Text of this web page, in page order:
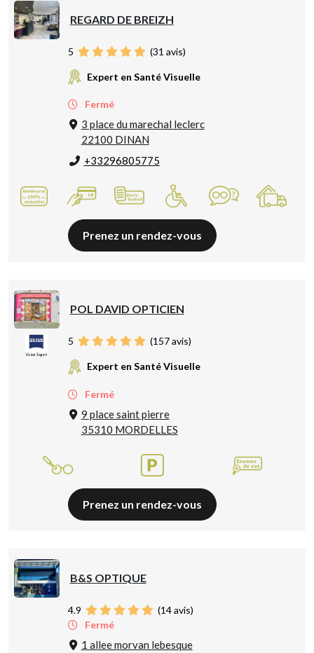
REGARD DE BREIZH
5 (31 avis)
Expert en Santé Visuelle
Fermé
3 place du marechal leclerc
22100 DINAN
+33296805775
Prenez un rendez-vous
POL DAVID OPTICIEN
5 (157avis)
Expert en Santé Visuelle
Fermé
9 place saint pierre
35310 MORDELLES
Prenez un rendez-vous
B&S OPTIQUE
4.9 (14avis)
Fermé
1 allee morvan lebesque